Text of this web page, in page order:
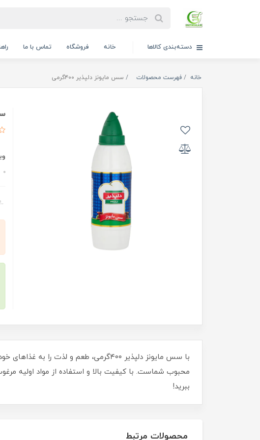
دسته‌بندی کالاها خانه فروشگاه تماس با ما
خانه فهرست محصولات سس مایونز دلپذیر ۴۰۰گرمی
با سس مایونز دلپذیر ۴۰۰گرمی، طعم و
محبوب شماست. با کیفیت بالا و استفاده از مواد اولیه
ببرید!
محصولات مرتبط